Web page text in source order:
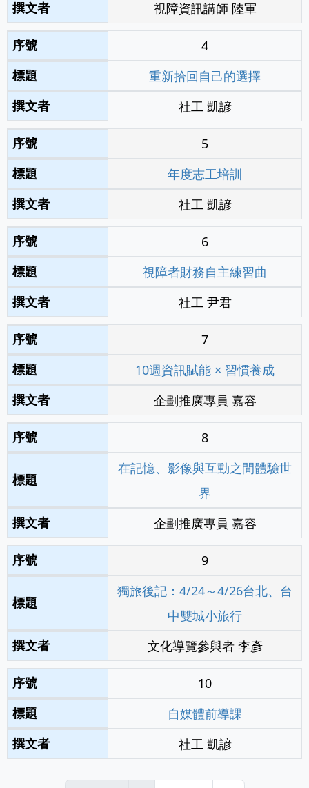
視障資訊講師 陸軍
4
重新拾回自己的選擇
社工 凱諺
5
年度志工培訓
社工 凱諺
6
視障者財務自主練習曲
社工 尹君
7
10週資訊賦能 × 習慣養成
企劃推廣專員 嘉容
8
在記憶、影像與互動之間體驗世
界
企劃推廣專員 嘉容
9
獨旅後記：4/24～4/26台北、台
中雙城小旅行
文化導覽參與者 李彥
10
自媒體前導課
社工 凱諺